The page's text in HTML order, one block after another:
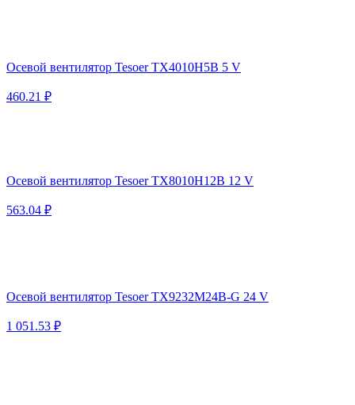
Осевой вентилятор Tesoer TX4010H5B 5 V
460.21 ₽
Осевой вентилятор Tesoer TX8010H12B 12 V
563.04 ₽
Осевой вентилятор Tesoer TX9232M24B-G 24 V
1 051.53 ₽